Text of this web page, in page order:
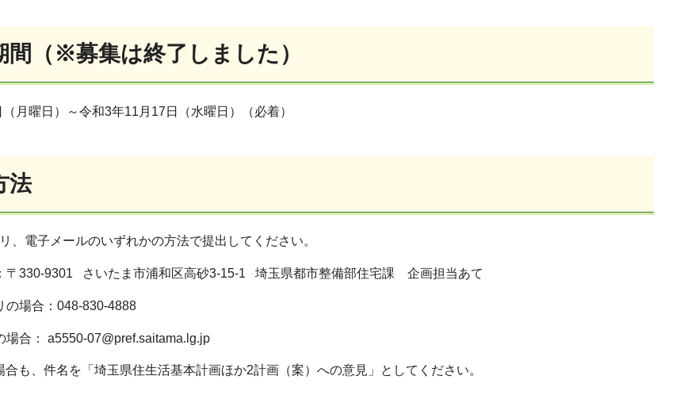
（※募集は終了しました）
月曜日）～令和3年11月17日（水曜日）（必着）
法
、電子メールのいずれかの方法で提出してください。
〒330-9301 さいたま市浦和区高砂3-15-1 埼玉県都市整備部住宅課 企画担当あて
場合：048-830-4888
合： a5550-07@pref.saitama.lg.jp
も、件名を「埼玉県住生活基本計画ほか2計画（案）への意見」としてください。